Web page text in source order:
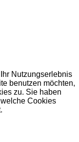
Nutzungserlebnis
benutzen möchten,
zu. Sie haben
Cookies